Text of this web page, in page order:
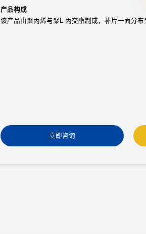
产品构成
该产品由聚丙烯与聚L-丙交酯制成，补片一面分布
立即咨询